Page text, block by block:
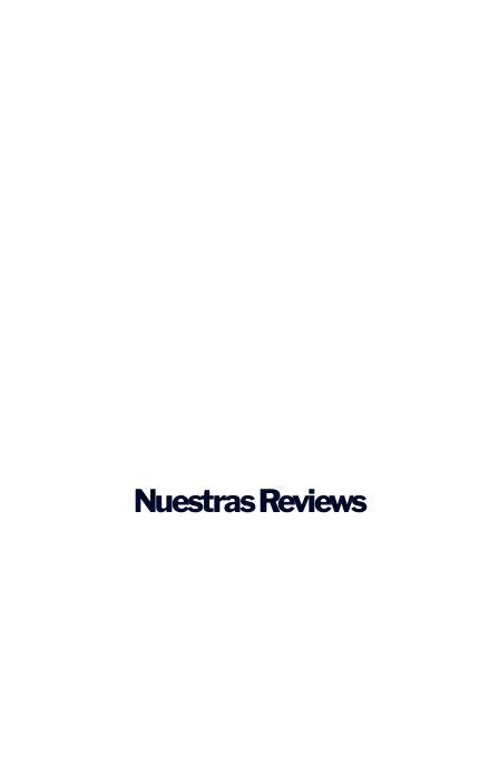
Nuestras Reviews